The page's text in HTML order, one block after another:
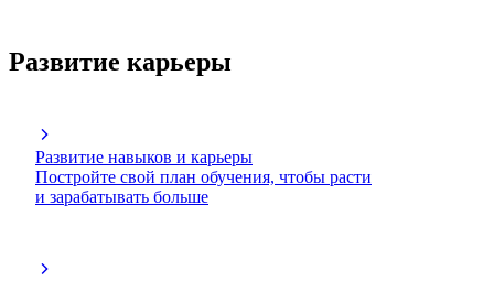
Развитие карьеры
Развитие навыков и карьеры
Постройте свой план обучения, чтобы расти
и зарабатывать больше